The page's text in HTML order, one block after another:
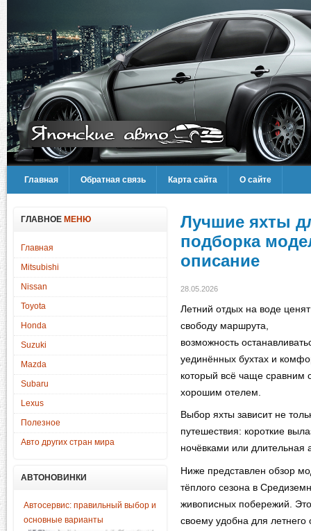
Главная Обратная связь Карта сайта О сайте
ГЛАВНОЕ МЕНЮ
Главная
Mitsubishi
Nissan
Toyota
Honda
Suzuki
Mazda
Subaru
Lexus
Полезное
Авто других стран мира
АВТОНОВИНКИ
Автосервис: правильный выбор и
основные варианты
Лучшие яхты
подборка
описание
28.05.2026
Летний отдых на воде
свободу маршрута,
возможность
уединённых бухтах и
который всё чаще сравним
хорошим отелем.
Выбор яхты зависит не
путешествия: короткие
ночёвками или длительная
Ниже представлен обзор
тёплого сезона в
живописных побережий.
своему удобна для